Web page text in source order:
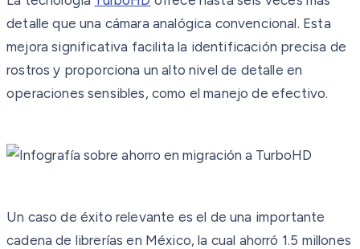
detalle que una cámara analógica convencional. Esta
mejora significativa facilita la identificación precisa de
rostros y proporciona un alto nivel de detalle en
operaciones sensibles, como el manejo de efectivo.
Un caso de éxito relevante es el de una importante
cadena de librerías en México, la cual ahorró 1.5 millones